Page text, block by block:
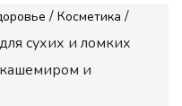
/ Косметика /
сухих и ломких
и